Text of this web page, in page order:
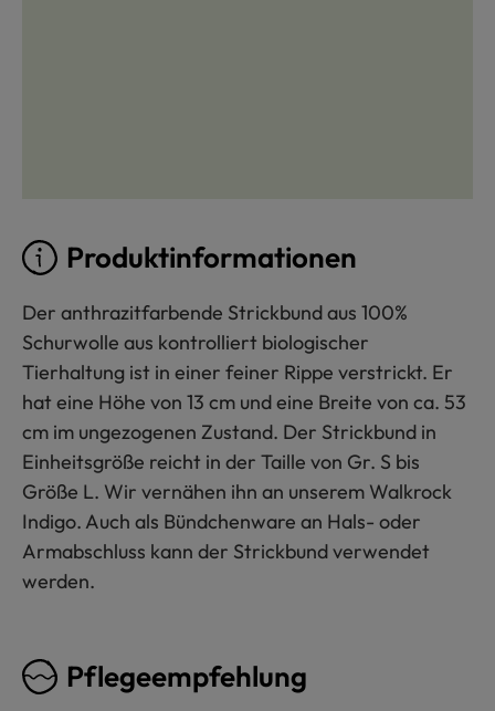
Produktinformationen
Der anthrazitfarbende Strickbund aus 100%
Schurwolle aus kontrolliert biologischer
Tierhaltung ist in einer feiner Rippe verstrickt. Er
hat eine Höhe von 13 cm und eine Breite von ca. 53
cm im ungezogenen Zustand. Der Strickbund in
Einheitsgröße reicht in der Taille von Gr. S bis
Größe L. Wir vernähen ihn an unserem Walkrock
Indigo. Auch als Bündchenware an Hals- oder
Armabschluss kann der Strickbund verwendet
werden.
Pflegeempfehlung